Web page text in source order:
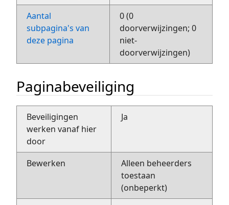
Aantal
subpagina's van
deze pagina
0 (0
doorverwijzingen; 0
niet-
doorverwijzingen)
Paginabeveiliging
Beveiligingen
werken vanaf hier
door
Ja
Bewerken
Alleen beheerders
toestaan
(onbeperkt)